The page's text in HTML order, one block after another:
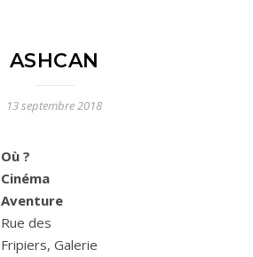
ASHCAN
13 septembre 2018
Où ?
Cinéma
Aventure
Rue des
Fripiers, Galerie